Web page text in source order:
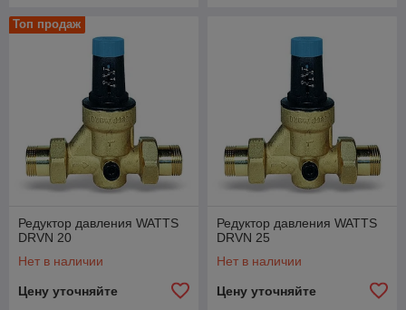
Топ продаж
Редуктор давления WATTS
DRVN 20
Нет в наличии
Цену уточняйте
Редуктор давления WATTS
DRVN 25
Нет в наличии
Цену уточняйте